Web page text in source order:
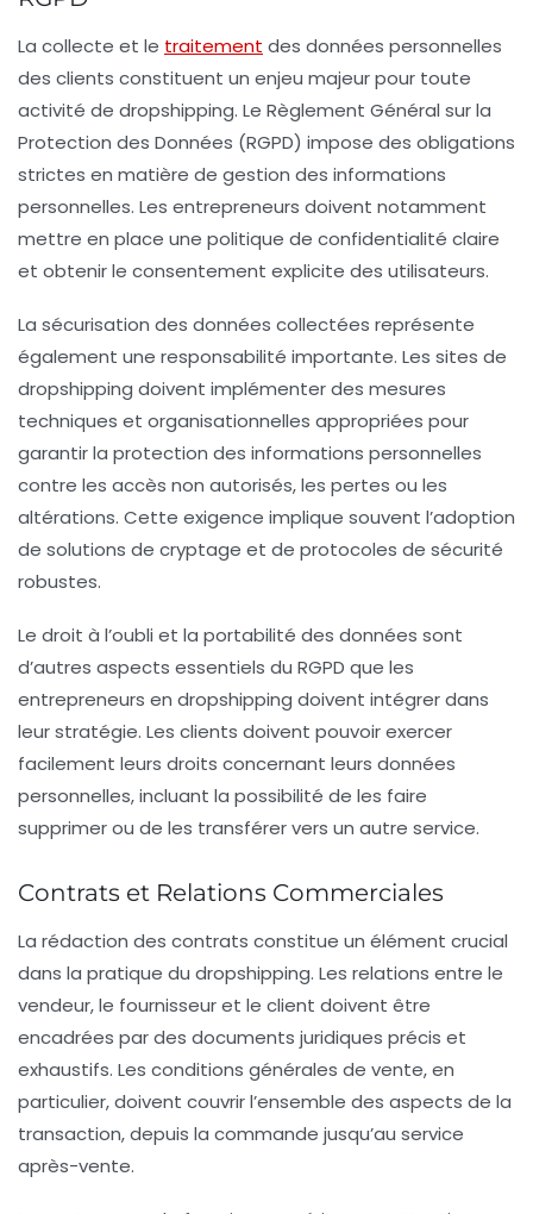
La collecte et le traitement des données personnelles
des clients constituent un enjeu majeur pour toute
activité de dropshipping. Le Règlement Général sur la
Protection des Données (RGPD) impose des obligations
strictes en matière de gestion des informations
personnelles. Les entrepreneurs doivent notamment
mettre en place une politique de confidentialité claire
et obtenir le consentement explicite des utilisateurs.
La sécurisation des données collectées représente
également une responsabilité importante. Les sites de
dropshipping doivent implémenter des mesures
techniques et organisationnelles appropriées pour
garantir la protection des informations personnelles
contre les accès non autorisés, les pertes ou les
altérations. Cette exigence implique souvent l’adoption
de solutions de cryptage et de protocoles de sécurité
robustes.
Le droit à l’oubli et la portabilité des données sont
d’autres aspects essentiels du RGPD que les
entrepreneurs en dropshipping doivent intégrer dans
leur stratégie. Les clients doivent pouvoir exercer
facilement leurs droits concernant leurs données
personnelles, incluant la possibilité de les faire
supprimer ou de les transférer vers un autre service.
Contrats et Relations Commerciales
La rédaction des contrats constitue un élément crucial
dans la pratique du dropshipping. Les relations entre le
vendeur, le fournisseur et le client doivent être
encadrées par des documents juridiques précis et
exhaustifs. Les conditions générales de vente, en
particulier, doivent couvrir l’ensemble des aspects de la
transaction, depuis la commande jusqu’au service
après-vente.